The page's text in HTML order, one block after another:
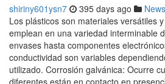
shiriny601ysn7 395 days ago News
Los plásticos son materiales versátiles
emplean en una variedad interminable
envases hasta componentes
conductividad son variables
utilizado. Corrosión galvánica: Ocurre
diferentes están en contacto en